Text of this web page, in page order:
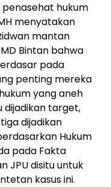
hukum
menyatakan
mantan
Bintan bahwa
pada
penting mereka
yang aneh
dijadikan target,
dijadikan
Hukum
pada Fakta
JPU disitu untuk
kasus ini.